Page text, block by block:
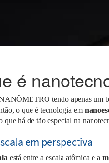
é
tendo apenas um
o que é tecnologia em
que há de tão especial na
em perspectiva
está entre a escala atômica e a